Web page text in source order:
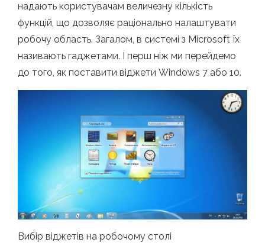
надають користувачам величезну кількість
функцій, що дозволяє раціонально налаштувати
робочу область. Загалом, в системі з Microsoft їх
називають гаджетами. І перш ніж ми перейдемо
до того, як поставити віджети Windows 7 або 10.
Вибір віджетів на робочому столі